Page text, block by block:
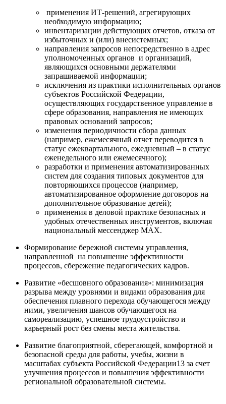
применения ИТ-решений, агрегирующих
необходимую информацию;
инвентаризации действующих отчетов, отказа от
избыточных и (или) внесистемных;
направления запросов непосредственно в адрес
уполномоченных органов и организаций,
являющихся основными держателями
запрашиваемой информации;
исключения из практики исполнительных органов
субъектов Российской Федерации,
осуществляющих государственное управление в
сфере образования, направления не имеющих
правовых оснований запросов;
изменения периодичности сбора данных
(например, ежемесячный отчет переводится в
статус ежеквартального, ежедневный – в статус
еженедельного или ежемесячного);
разработки и применения автоматизированных
систем для создания типовых документов для
повторяющихся процессов (например,
автоматизированное оформление договоров на
дополнительное образование детей);
применения в деловой практике безопасных и
удобных отечественных инструментов, включая
национальный мессенджер MAX.
Формирование бережной системы управления,
направленной на повышение эффективности
процессов, сбережение педагогических кадров.
Развитие «бесшовного образования»: минимизация
разрыва между уровнями и видами образования для
обеспечения плавного перехода обучающегося между
ними, увеличения шансов обучающегося на
самореализацию, успешное трудоустройство и
карьерный рост без смены места жительства.
Развитие благоприятной, сберегающей, комфортной и
безопасной среды для работы, учебы, жизни в
масштабах субъекта Российской Федерации13 за счет
улучшения процессов и повышения эффективности
региональной образовательной системы.